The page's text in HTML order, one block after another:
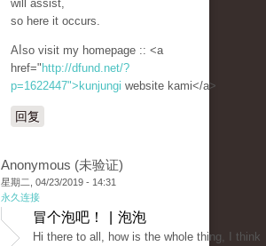
will assist,
so here іt occurs.
Aⅼso visit my homepage :: <a
href=" http://dfund.net/?
p=1622447">kunjungi website kami</a>
回复
Anonymous (未验证)
星期二, 04/23/2019 - 14:31
永久连接
冒个泡吧！ | 泡泡
Hi there to all, how is the whole thing, I think